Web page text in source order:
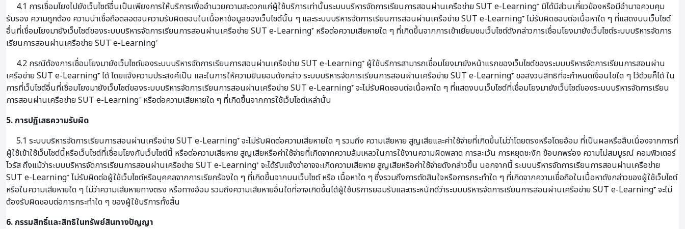
4.1 การเชื่อมโยงไปยังเว็บไซต์อื่นเป็นเพียงการให้บริการเพื่ออำนวยความสะดวกแก่ผู้ใช้บริการเท่านั้นระบบบริหารจัดการเรียนการสอนผ่านเครือข่าย SUT e-Learning⁺ มิได้มีส่วนเกี่ยวข้องหรือมีอำนาจควบคุม
รับรอง ความถูกต้อง ความน่าเชื่อถือตลอดจนความรับผิดชอบในเนื้อหาข้อมูลของเว็บไซต์นั้น ๆ และระบบบริหารจัดการเรียนการสอนผ่านเครือข่าย SUT e-Learning⁺ ไม่รับผิดชอบต่อเนื้อหาใด ๆ ที่แสดงบนเว็บไซต์
อื่นที่เชื่อมโยงมายังเว็บไซต์ของระบบบริหารจัดการเรียนการสอนผ่านเครือข่าย SUT e-Learning⁺ หรือต่อความเสียหายใด ๆ ที่เกิดขึ้นจากการเข้าเยี่ยมชมเว็บไซต์ดังกล่าวการเชื่อมโยงมายังเว็บไซต์ระบบบริหารจัดการ
เรียนการสอนผ่านเครือข่าย SUT e-Learning⁺
4.2 กรณีต้องการเชื่อมโยงมายังเว็บไซต์ของระบบบริหารจัดการเรียนการสอนผ่านเครือข่าย SUT e-Learning⁺ ผู้ใช้บริการสามารถเชื่อมโยงมายังหน้าแรกของเว็บไซต์ของระบบบริหารจัดการเรียนการสอนผ่าน
เครือข่าย SUT e-Learning⁺ ได้ โดยแจ้งความประสงค์เป็น และในการให้ความยินยอมดังกล่าว ระบบบริหารจัดการเรียนการสอนผ่านเครือข่าย SUT e-Learning⁺ ขอสงวนสิทธิที่จะกำหนดเงื่อนไขใด ๆ ไว้ด้วยก็ได้ ใน
การที่เว็บไซต์อื่นที่เชื่อมโยงมายังเว็บไซต์ของระบบบริหารจัดการเรียนการสอนผ่านเครือข่าย SUT e-Learning⁺ จะไม่รับผิดชอบต่อเนื้อหาใด ๆ ที่แสดงบนเว็บไซต์ที่เชื่อมโยงมายังเว็บไซต์ของระบบบริหารจัดการเรียน
การสอนผ่านเครือข่าย SUT e-Learning⁺ หรือต่อความเสียหายใด ๆ ที่เกิดขึ้นจากการใช้เว็บไซต์เหล่านั้น
5. การปฏิเสธความรับผิด
5.1 ระบบบริหารจัดการเรียนการสอนผ่านเครือข่าย SUT e-Learning⁺ จะไม่รับผิดต่อความเสียหายใด ๆ รวมถึง ความเสียหาย สูญเสียและค่าใช้จ่ายที่เกิดขึ้นไม่ว่าโดยตรงหรือโดยอ้อม ที่เป็นผลหรือสืบเนื่องจากการที่
ผู้ใช้เข้าใช้เว็บไซต์นี้หรือเว็บไซต์ที่เชื่อมโยงกับเว็บไซต์นี้ หรือต่อความเสียหาย สูญเสียหรือค่าใช้จ่ายที่เกิดจากความล้มเหลวในการใช้งานความผิดพลาด การละเว้น การหยุดชะงัก ข้อบกพร่อง ความไม่สมบูรณ์ คอมพิวเตอร์
ไวรัส ถึงแม้ว่าระบบบริหารจัดการเรียนการสอนผ่านเครือข่าย SUT e-Learning⁺ จะได้รับแจ้งว่าอาจจะเกิดความเสียหาย สูญเสียหรือค่าใช้จ่ายดังกล่าวขึ้น นอกจากนี้ ระบบบริหารจัดการเรียนการสอนผ่านเครือข่าย
SUT e-Learning⁺ ไม่รับผิดต่อผู้ใช้เว็บไซต์หรือบุคคลจากการเรียกร้องใด ๆ ที่เกิดขึ้นจากบนเว็บไซต์ หรือ เนื้อหาใด ๆ ซึ่งรวมถึงการตัดสินใจหรือการกระทำใด ๆ ที่เกิดจากความเชื่อถือในเนื้อหาดังกล่าวของผู้ใช้เว็บไซต์
หรือในความเสียหายใด ๆ ไม่ว่าความเสียหายทางตรง หรือทางอ้อม รวมถึงความเสียหายอื่นใดที่อาจเกิดขึ้นได้ผู้ใช้บริการยอมรับและตระหนักดีว่าระบบบริหารจัดการเรียนการสอนผ่านเครือข่าย SUT e-Learning⁺ จะไม่
ต้องรับผิดชอบต่อการกระทำใด ๆ ของผู้ใช้บริการทั้งสิ้น
6. กรรมสิทธิ์และสิทธิในทรัพย์สินทางปัญญา